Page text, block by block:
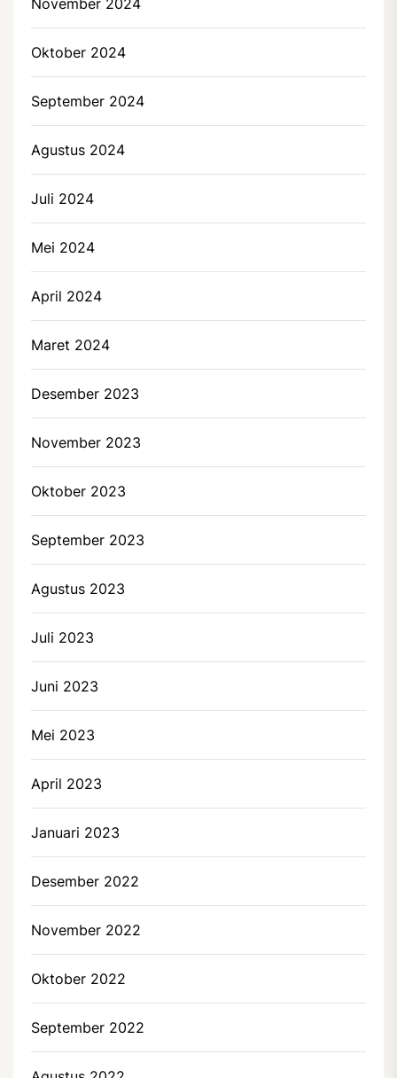
Oktober 2024
September 2024
Agustus 2024
Juli 2024
Mei 2024
April 2024
Maret 2024
Desember 2023
November 2023
Oktober 2023
September 2023
Agustus 2023
Juli 2023
Juni 2023
Mei 2023
April 2023
Januari 2023
Desember 2022
November 2022
Oktober 2022
September 2022